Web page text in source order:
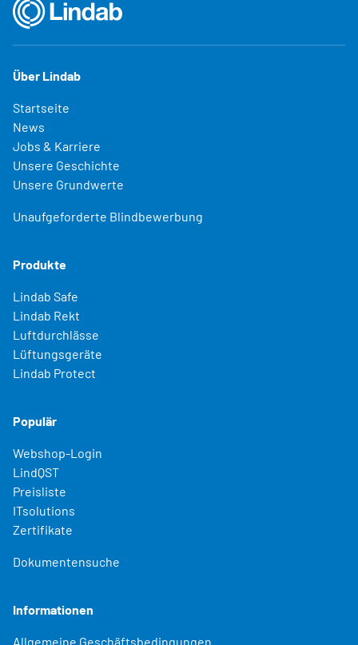
Über Lindab
Startseite
News
Jobs & Karriere
Unsere Geschichte
Unsere Grundwerte
Unaufgeforderte Blindbewerbung
Produkte
Lindab Safe
Lindab Rekt
Luftdurchlässe
Lüftungsgeräte
Lindab Protect
Populär
Webshop-Login
LindQST
Preisliste
ITsolutions
Zertifikate
Dokumentensuche
Informationen
Allgemeine Geschäftsbedingungen